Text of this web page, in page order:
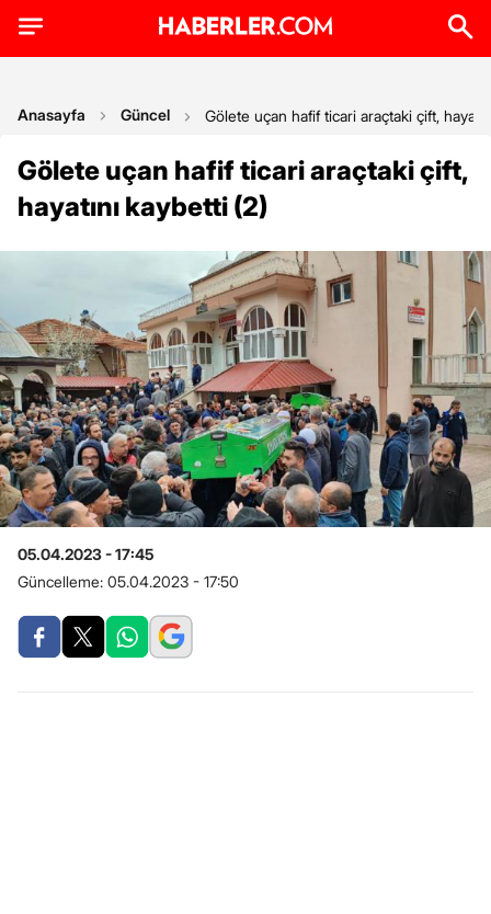
Anasayfa Güncel Gölete uçan hafif ticari araçtaki çift,
Gölete uçan hafif ticari araçtaki çift,
hayatını kaybetti (2)
05.04.2023 - 17:45
Güncelleme: 05.04.2023 - 17:50